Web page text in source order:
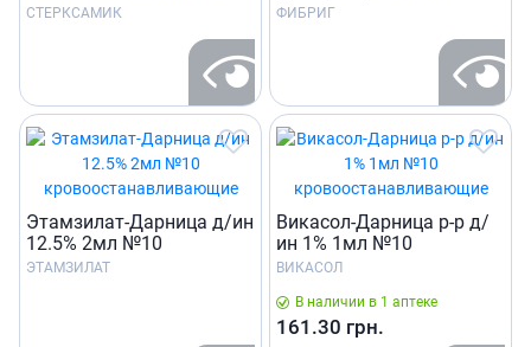
СТЕРКСАМИК ФИБРИГ
Этамзилат-Дарница д/ин
12.5% 2мл №10
ЭТАМЗИЛАТ
Викасол-Дарница р-р д/
ин 1% 1мл №10
ВИКАСОЛ
В наличии в 1 аптеке
161.30 грн.